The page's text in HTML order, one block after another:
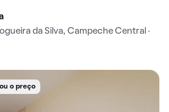
da Silva, Campeche Central ·
o preço